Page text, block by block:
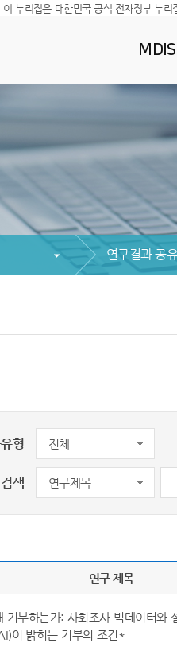
이 누리집은 대한민국 공식 전자정부 누리
연구결과 공
형
검색
연구 제목
기부하는가: 사회조사 빅데이터와
이 밝히는 기부의 조건*
누